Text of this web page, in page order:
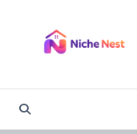
content